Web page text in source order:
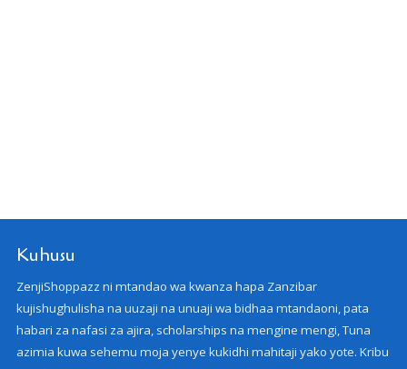
Kuhusu
ZenjiShoppazz ni mtandao wa kwanza hapa Zanzibar
kujishughulisha na uuzaji na unuaji wa bidhaa mtandaoni, pata
habari za nafasi za ajira, scholarships na mengine mengi, Tuna
azimia kuwa sehemu moja yenye kukidhi mahitaji yako yote. Kribu